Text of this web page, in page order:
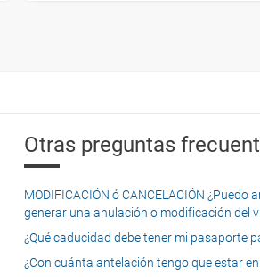
Otras preguntas
MODIFICACIÓN ó CANCELACIÓN
generar una anulación o modificación del
¿Qué caducidad debe tener mi pasaporte
¿Con cuánta antelación tengo que estar